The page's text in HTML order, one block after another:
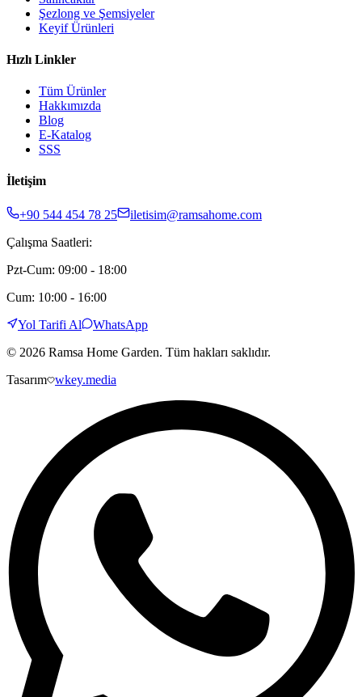
Şezlong ve Şemsiyeler
Keyif Ürünleri
Hızlı Linkler
Tüm Ürünler
Hakkımızda
Blog
E-Katalog
SSS
İletişim
+90 544 454 78 25
iletisim@ramsahome.com
Çalışma Saatleri:
Pzt-Cum: 09:00 - 18:00
Cum: 10:00 - 16:00
Yol Tarifi Al
WhatsApp
© 2026 Ramsa Home Garden. Tüm hakları saklıdır.
Tasarım wkey.media